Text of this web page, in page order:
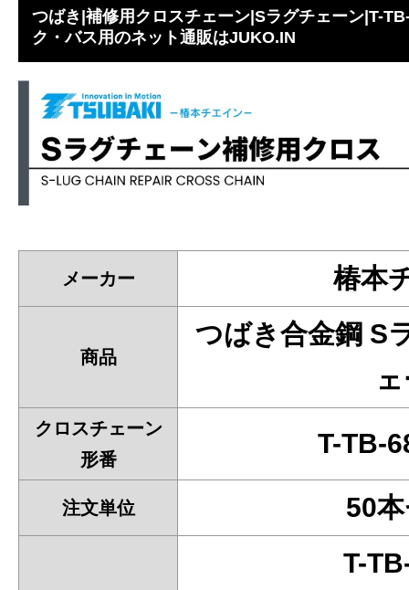
つばき|補修用クロスチェーン|Sラグチェーン|T-
ク・バス用のネット通販はJUKO.IN
メーカー 椿本
商品
つばき合金鋼 S
クロスチェーン
形番
T-TB-
注文単位 50
T-